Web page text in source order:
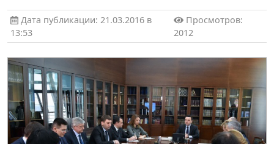
Дата публикации: 21.03.2016 в
13:53
Просмотров:
2012